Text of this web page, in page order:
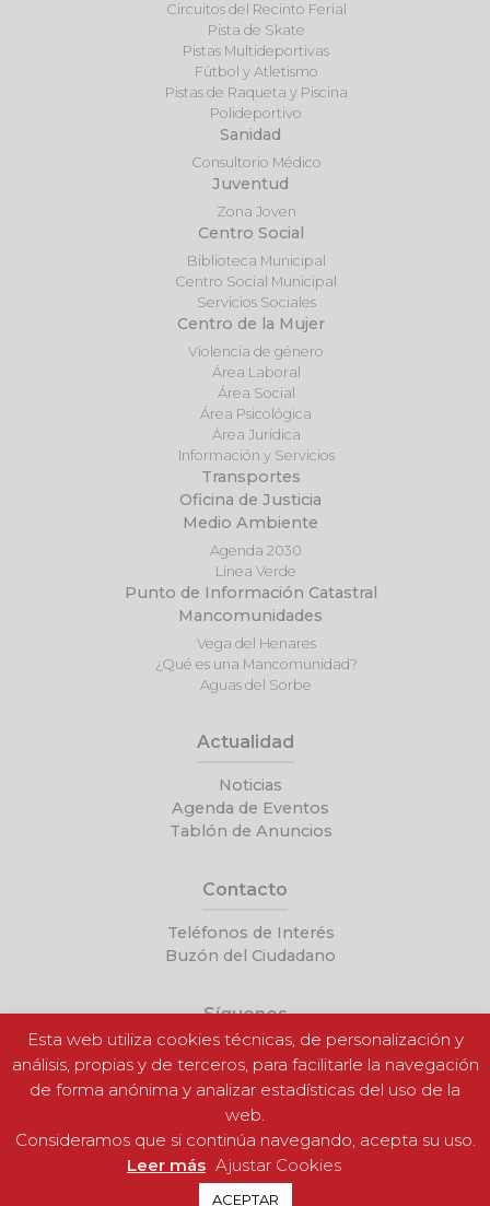
Circuitos del Recinto Ferial
Pista de Skate
Pistas Multideportivas
Fútbol y Atletismo
Pistas de Raqueta y Piscina
Polideportivo
Sanidad
Consultorio Médico
Juventud
Zona Joven
Centro Social
Biblioteca Municipal
Centro Social Municipal
Servicios Sociales
Centro de la Mujer
Violencia de género
Área Laboral
Área Social
Área Psicológica
Área Jurídica
Información y Servicios
Transportes
Oficina de Justicia
Medio Ambiente
Agenda 2030
Línea Verde
Punto de Información Catastral
Mancomunidades
Vega del Henares
¿Qué es una Mancomunidad?
Aguas del Sorbe
Actualidad
Noticias
Agenda de Eventos
Tablón de Anuncios
Contacto
Teléfonos de Interés
Buzón del Ciudadano
Síguenos
Esta web utiliza cookies técnicas, de personalización y
análisis, propias y de terceros, para facilitarle la navegación
de forma anónima y analizar estadísticas del uso de la
web.
Consideramos que si continúa navegando, acepta su uso.
Leer más Ajustar Cookies
ACEPTAR